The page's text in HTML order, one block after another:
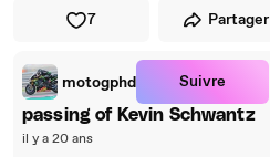
7 Partager
motogphd Suivre
passing of Kevin Schwantz
il y a 20 ans